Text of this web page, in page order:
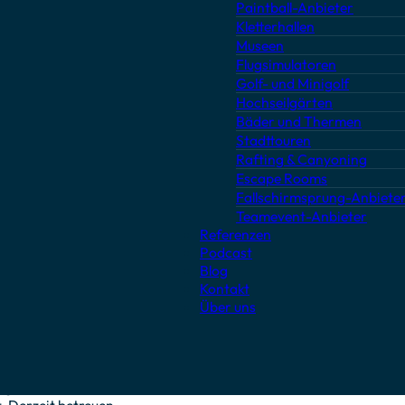
Paintball-Anbieter
Kletterhallen
Museen
Flugsimulatoren
Golf- und Minigolf
Hochseilgärten
Bäder und Thermen
Stadttouren
Rafting & Canyoning
Escape Rooms
Fallschirmsprung-
Teamevent-Anbieter
Referenzen
Podcast
Blog
Kontakt
Über uns
Mithilfe von
wir ein neues